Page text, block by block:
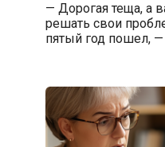
— Дорогая теща, а
решать свои
пятый год пошел,